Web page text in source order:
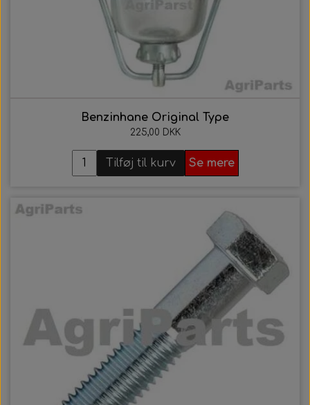
Benzinhane Original Type
225,00 DKK
Tilføj til kurv Se mere